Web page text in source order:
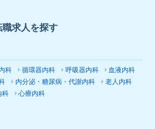
求人を探す
科 循環器内科 呼吸器内科
血液内科
内分泌・糖尿病・代謝内科
老人内科
科
心療内科